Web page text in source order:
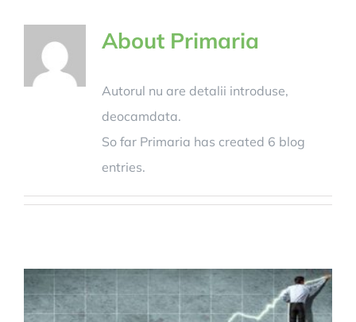
About Primaria
Autorul nu are detalii introduse,
deocamdata.
So far Primaria has created 6 blog
entries.